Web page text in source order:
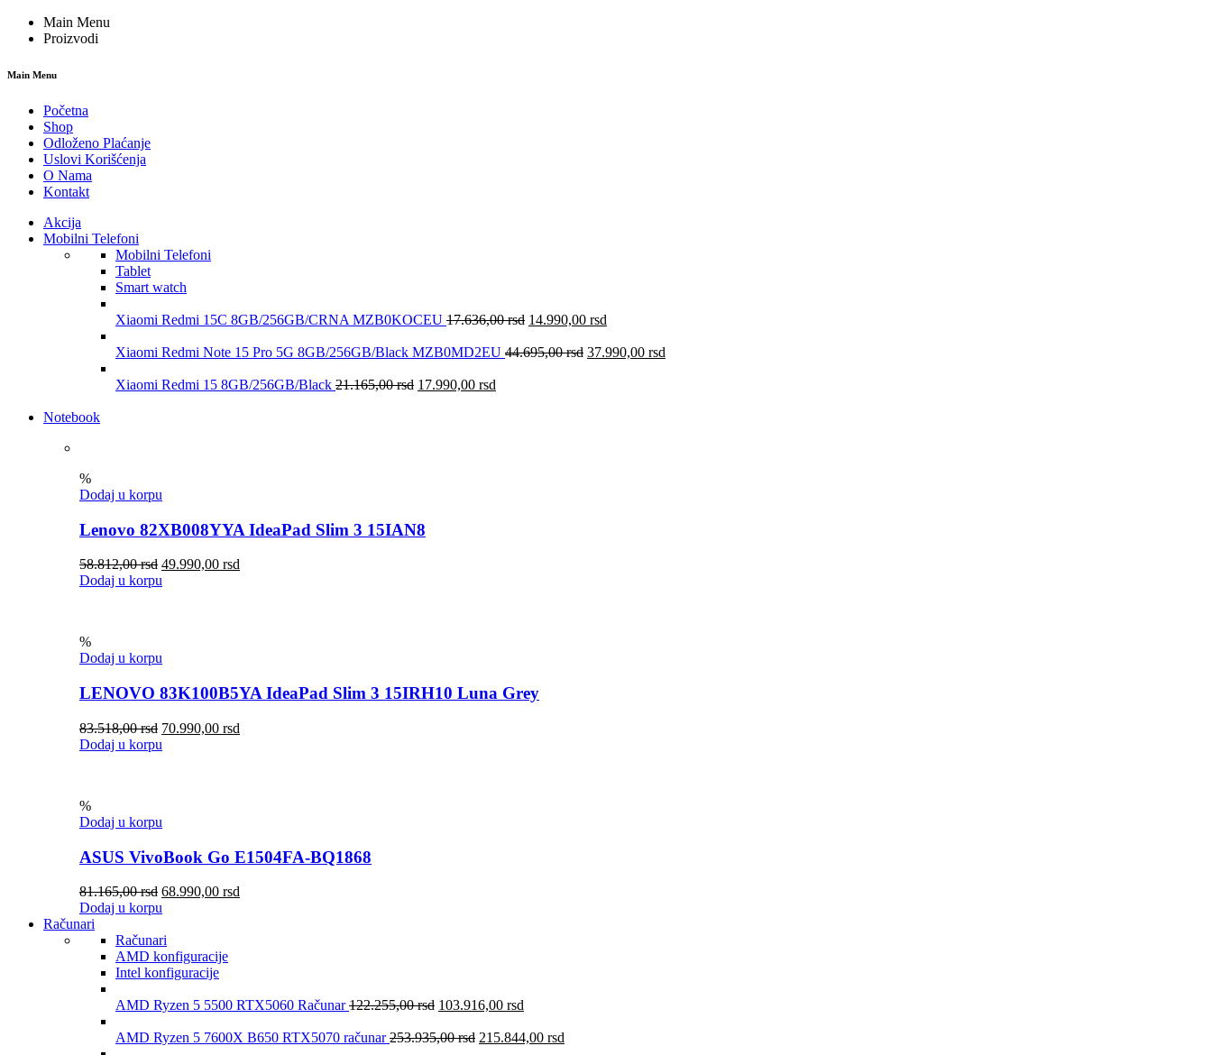
Main Menu
Proizvodi
Main Menu
Početna
Shop
Odloženo Plaćanje
Uslovi Korišćenja
O Nama
Kontakt
Akcija
Mobilni Telefoni
Mobilni Telefoni
Tablet
Smart watch
Xiaomi Redmi 15C 8GB/256GB/CRNA MZB0KOCEU 17.636,00rsd 14.990,00 rsd
Xiaomi Redmi Note 15 Pro 5G 8GB/256GB/Black MZB0MD2EU 44.695,00rsd 37.990,00 rsd
Xiaomi Redmi 15 8GB/256GB/Black 21.165,00rsd 17.990,00 rsd
Notebook
%
Dodaj u korpu
Lenovo 82XB008YYA IdeaPad Slim 3 15IAN8
58.812,00rsd 49.990,00 rsd
Dodaj u korpu
%
Dodaj u korpu
LENOVO 83K100B5YA IdeaPad Slim 3 15IRH10 Luna Grey
83.518,00rsd 70.990,00 rsd
Dodaj u korpu
%
Dodaj u korpu
ASUS VivoBook Go E1504FA-BQ1868
81.165,00rsd 68.990,00 rsd
Dodaj u korpu
Računari
Računari
AMD konfiguracije
Intel konfiguracije
AMD Ryzen 5 5500 RTX5060 Računar122.255,00rsd 103.916,00 rsd
AMD Ryzen 5 7600X B650 RTX5070 računar253.935,00rsd 215.844,00 rsd